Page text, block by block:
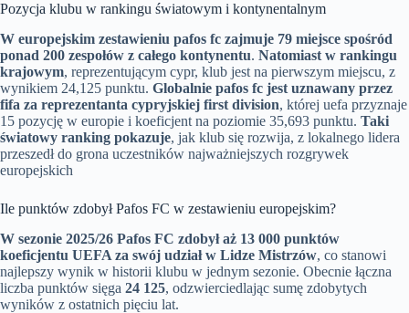
Pozycja klubu w rankingu światowym i kontynentalnym
W europejskim zestawieniu pafos fc zajmuje 79 miejsce spośród
ponad 200 zespołów z całego kontynentu. Natomiast w rankingu
krajowym, reprezentującym cypr, klub jest na pierwszym miejscu, z
wynikiem 24,125 punktu. Globalnie pafos fc jest uznawany przez
fifa za reprezentanta cypryjskiej first division, której uefa przyznaje
15 pozycję w europie i koeficjent na poziomie 35,693 punktu. Taki
światowy ranking pokazuje, jak klub się rozwija, z lokalnego lidera
przeszedł do grona uczestników najważniejszych rozgrywek
europejskich
Ile punktów zdobył Pafos FC w zestawieniu europejskim?
W sezonie 2025/26 Pafos FC zdobył aż 13 000 punktów
koeficjentu UEFA za swój udział w Lidze Mistrzów, co stanowi
najlepszy wynik w historii klubu w jednym sezonie. Obecnie łączna
liczba punktów sięga 24 125, odzwierciedlając sumę zdobytych
wyników z ostatnich pięciu lat.